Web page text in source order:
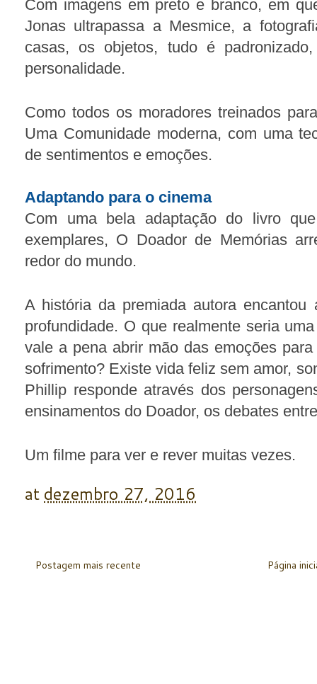
Com imagens em preto e branco, em
Jonas ultrapassa a Mesmice, a
casas, os objetos, tudo é
personalidade.
Como todos os moradores treinados
Uma Comunidade moderna, com uma
de sentimentos e emoções.
Adaptando para o cinema
Com uma bela adaptação do livro
exemplares, O Doador de Memórias
redor do mundo.
A história da premiada autora
profundidade. O que realmente seria
vale a pena abrir mão das emoções
sofrimento? Existe vida feliz sem amor,
Phillip responde através dos
ensinamentos do Doador, os debates
Um filme para ver e rever muitas vezes.
at dezembro 27, 2016
Postagem mais recente Página